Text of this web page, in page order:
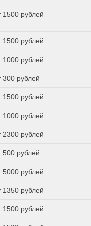
1500 рублей
1500 рублей
1000 рублей
300 рублей
1500 рублей
1000 рублей
2300 рублей
500 рублей
5000 рублей
1350 рублей
1500 рублей